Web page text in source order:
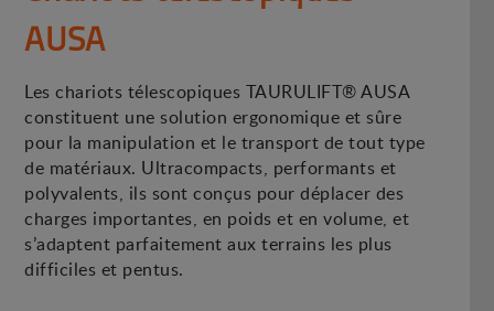
AUSA
Les chariots télescopiques TAURULIFT® AUSA
constituent une solution ergonomique et sûre
pour la manipulation et le transport de tout type
de matériaux. Ultracompacts, performants et
polyvalents, ils sont conçus pour déplacer des
charges importantes, en poids et en volume, et
s’adaptent parfaitement aux terrains les plus
difficiles et pentus.